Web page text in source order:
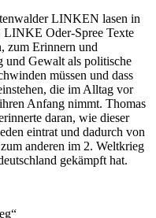
LINKEN lasen in
LINKE Oder-Spree Texte
zum Erinnern und
und Gewalt als politische
müssen und dass
die im Alltag vor
Anfang nimmt. Thomas
daran, wie dieser
eintrat und dadurch von
anderen im 2. Weltkrieg
gekämpft hat.